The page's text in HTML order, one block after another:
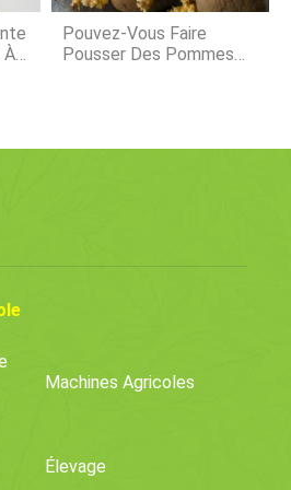
À
Pouvez-Vous Faire
Pousser Des Pommes
Machines Agricoles
Élevage